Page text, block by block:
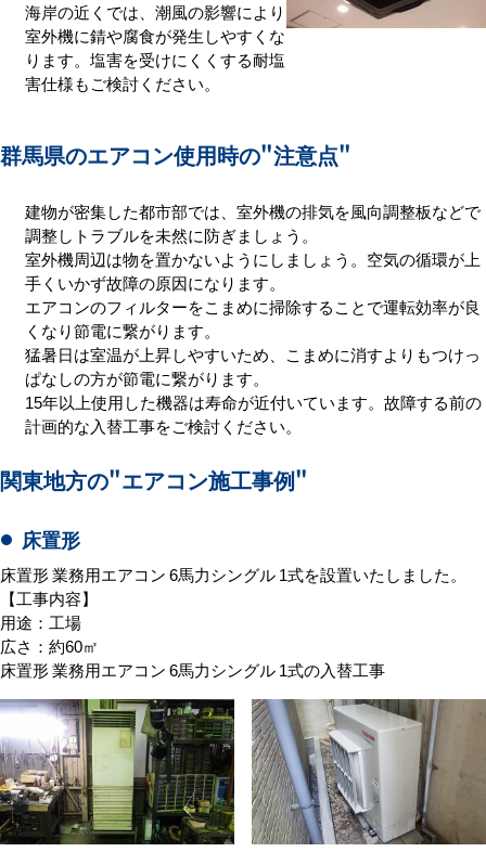
海岸の近くでは、潮風の影響により
室外機に錆や腐食が発生しやすくな
ります。塩害を受けにくくする耐塩
害仕様もご検討ください。
群馬県のエアコン使用時の"注意点"
建物が密集した都市部では、室外機の排気を風向調整板などで
調整しトラブルを未然に防ぎましょう。
室外機周辺は物を置かないようにしましょう。空気の循環が上
手くいかず故障の原因になります。
エアコンのフィルターをこまめに掃除することで運転効率が良
くなり節電に繋がります。
猛暑日は室温が上昇しやすいため、こまめに消すよりもつけっ
ぱなしの方が節電に繋がります。
15年以上使用した機器は寿命が近付いています。故障する前の
計画的な入替工事をご検討ください。
関東地方の"エアコン施工事例"
床置形
床置形 業務用エアコン 6馬力シングル 1式を設置いたしました。
【工事内容】
用途：工場
広さ：約60㎡
床置形 業務用エアコン 6馬力シングル 1式の入替工事